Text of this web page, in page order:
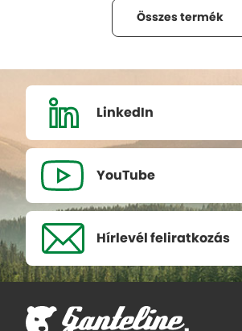
Összes termék
LinkedIn
YouTube
Hírlevél feliratkozás